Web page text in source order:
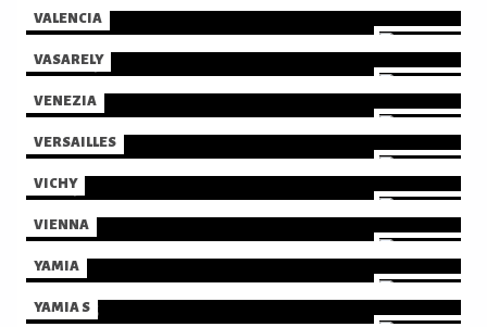
VALENCIA
VASARELY
VENEZIA
VERSAILLES
VICHY
VIENNA
YAMIA
YAMIA S